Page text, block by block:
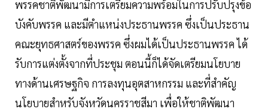
พรรคชาติพัฒนามีการเตรียมความพร้อมในการปรับปรุงข้อ
บังคับพรรค และมีตำแหน่งประธานพรรค ซึ่งเป็นประธาน
คณะยุทธศาสตร์ของพรรค ซึ่งผมได้เป็นประธานพรรค ได้
รับการแต่งตั้งจากที่ประชุม ตอนนี้ก็ได้จัดเตรียมนโยบาย
ทางด้านเศรษฐกิจ การลงทุนอุตสาหกรรม และที่สำคัญ
นโยบายสำหรับจังหวัดนครราชสีมา เพื่อให้ชาติพัฒนา